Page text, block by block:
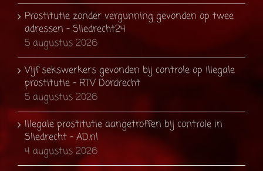
Prostitutie zonder vergunning gevonden op twee
adressen - Sliedrecht24
5 augustus 2026
Vijf sekswerkers gevonden bij controle op illegale
prostitutie - RTV Dordrecht
5 augustus 2026
Illegale prostitutie aangetroffen bij controle in
Sliedrecht - AD.nl
4 augustus 2026